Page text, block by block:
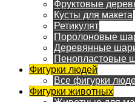
Фруктовые
Кусты для макета
Ретикулят
Поролоновые
Деревянные
Пенопластовые
Фигурки людей
Все фигурки
Фигурки животных